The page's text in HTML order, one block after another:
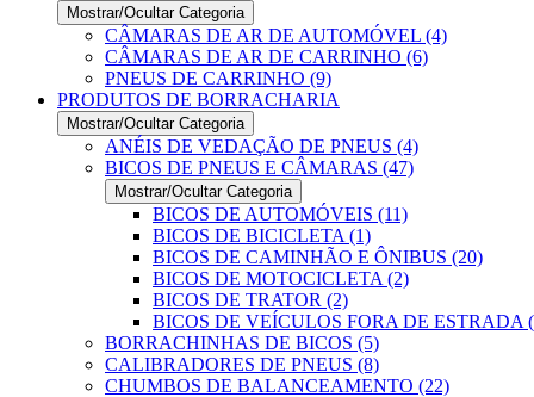
Mostrar/Ocultar Categoria
CÂMARAS DE AR DE AUTOMÓVEL (4)
CÂMARAS DE AR DE CARRINHO (6)
PNEUS DE CARRINHO (9)
PRODUTOS DE BORRACHARIA
Mostrar/Ocultar Categoria
ANÉIS DE VEDAÇÃO DE PNEUS (4)
BICOS DE PNEUS E CÂMARAS (47)
Mostrar/Ocultar Categoria
BICOS DE AUTOMÓVEIS (11)
BICOS DE BICICLETA (1)
BICOS DE CAMINHÃO E ÔNIBUS (20)
BICOS DE MOTOCICLETA (2)
BICOS DE TRATOR (2)
BICOS DE VEÍCULOS FORA DE ESTRADA
BORRACHINHAS DE BICOS (5)
CALIBRADORES DE PNEUS (8)
CHUMBOS DE BALANCEAMENTO (22)